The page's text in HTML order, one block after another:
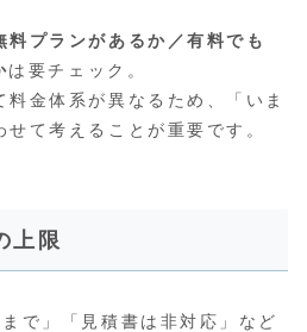
料プランがあるか／有料でも
は要チェック。
金体系が異なるため、「いま
て考えることが重要です。
上限
で」「見積書は非対応」など